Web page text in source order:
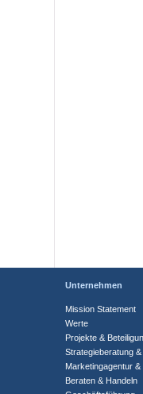
Unternehmen
Mission Statement
Werte
Projekte &
Strategieberatung
Marketingagentur
Beraten & Handeln